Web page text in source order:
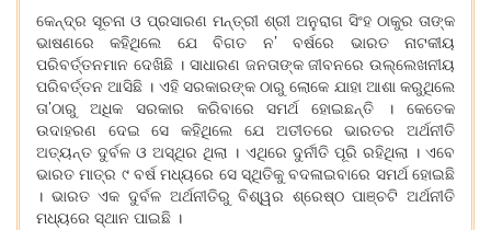
କେନ୍ଦ୍ର ସୂଚନା ଓ ପ୍ରସାରଣ ମନ୍ତ୍ରୀ ଶ୍ରୀ ଅନୁରାଗ ସିଂହ ଠାକୁର ତାଙ୍କ
ଭାଷଣରେ କହିଥିଲେ ଯେ ବିଗତ ନ’ ବର୍ଷରେ ଭାରତ ନାଟକୀୟ
ପରିବର୍ତ୍ତନମାନ ଦେଖିଛି । ସାଧାରଣ ଜନତାଙ୍କ ଜୀବନରେ ଉଲ୍ଲେଖନୀୟ
ପରିବର୍ତ୍ତନ ଆସିଛି । ଏହି ସରକାରଙ୍କ ଠାରୁ ଲୋକେ ଯାହା ଆଶା କରୁଥିଲେ
ତା’ଠାରୁ ଅଧିକ ସରକାର କରିବାରେ ସମର୍ଥ ହୋଇଛନ୍ତି । କେତେକ
ଉଦାହରଣ ଦେଇ ସେ କହିଥିଲେ ଯେ ଅତୀତରେ ଭାରତର ଅର୍ଥନୀତି
ଅତ୍ୟନ୍ତ ଦୁର୍ବଳ ଓ ଅସ୍ଥିର ଥିଲା । ଏଥିରେ ଦୁର୍ନୀତି ପୂରି ରହିଥିଲା । ଏବେ
ଭାରତ ମାତ୍ର ୯ ବର୍ଷ ମଧ୍ୟରେ ସେ ସ୍ଥିତିକୁ ବଦଳାଇବାରେ ସମର୍ଥ ହୋଇଛି
। ଭାରତ ଏକ ଦୁର୍ବଳ ଅର୍ଥନୀତିରୁ ବିଶ୍ୱର ଶ୍ରେଷ୍ଠ ପାଞ୍ଚଟି ଅର୍ଥନୀତି
ମଧ୍ୟରେ ସ୍ଥାନ ପାଇଛି ।